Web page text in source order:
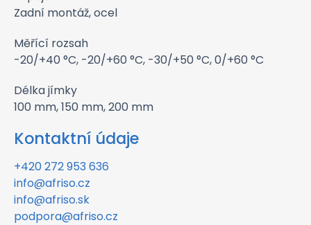
Zadní montáž, ocel
Měřící rozsah
-20/+40 °C, -20/+60 °C, -30/+50 °C, 0/+60 °C
Délka jímky
100 mm, 150 mm, 200 mm
Kontaktní údaje
+420 272 953 636
info@afriso.cz
info@afriso.sk
podpora@afriso.cz